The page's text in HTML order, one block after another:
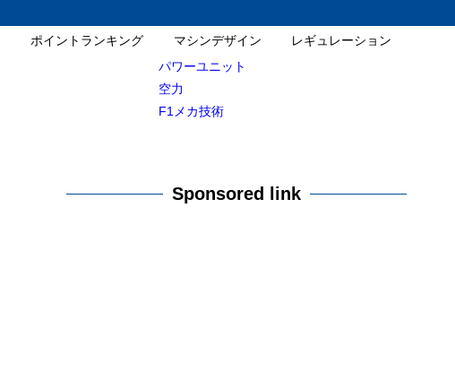
ポイントランキング
マシンデザイン
パワーユニット
空力
F1メカ技術
レギュレーション
Sponsored link